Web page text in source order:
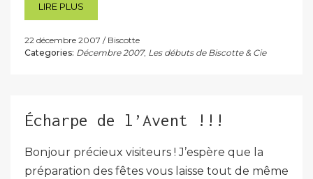
LIRE PLUS
22 décembre 2007
Biscotte
Categories: Décembre 2007, Les débuts de Biscotte & Cie
Écharpe de l’Avent !!!
Bonjour précieux visiteurs ! J’espère que la
préparation des fêtes vous laisse tout de même